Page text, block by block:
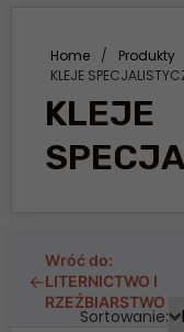
Home / Produkty
KLEJE
KLEJE
←
Wróć do:
LITERNICTWO I
RZEŹBIARSTWO
Sortowanie: